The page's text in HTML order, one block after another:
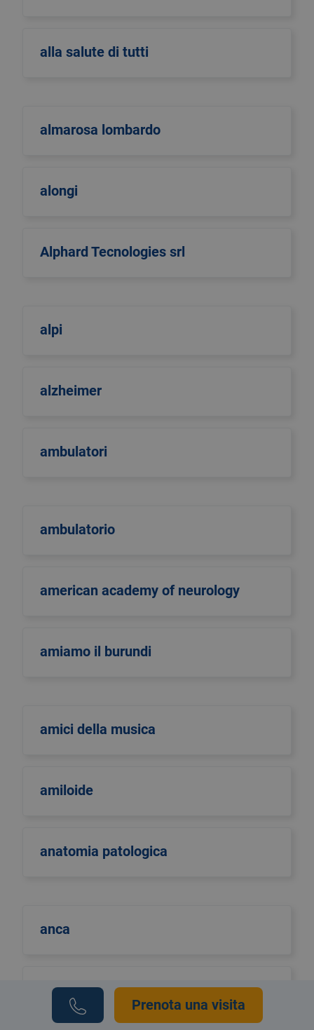
alla salute di tutti
almarosa lombardo
alongi
Alphard Tecnologies srl
alpi
alzheimer
ambulatori
ambulatorio
american academy of neurology
amiamo il burundi
amici della musica
amiloide
anatomia patologica
anca
andrea attard
Prenota una visita